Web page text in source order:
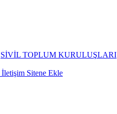
SİVİL TOPLUM KURULUŞLARI
İletişim Sitene Ekle